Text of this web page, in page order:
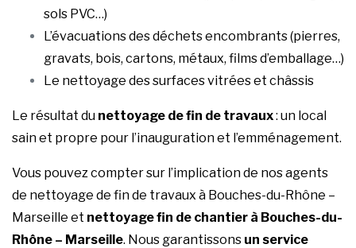
sols PVC…)
L’évacuations des déchets encombrants (pierres,
gravats, bois, cartons, métaux, films d’emballage…)
Le nettoyage des surfaces vitrées et châssis
Le résultat du nettoyage de fin de travaux: un local
sain et propre pour l’inauguration et l’emménagement.
Vous pouvez compter sur l’implication de nos agents
de nettoyage de fin de travaux à Bouches-du-Rhône –
Marseille et nettoyage fin de chantier à Bouches-du-
Rhône – Marseille. Nous garantissons un service